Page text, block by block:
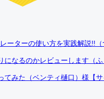
ーターの使い方を実践解説!!
なるのかレビューします（
てみた（ベンティ樋口）様【